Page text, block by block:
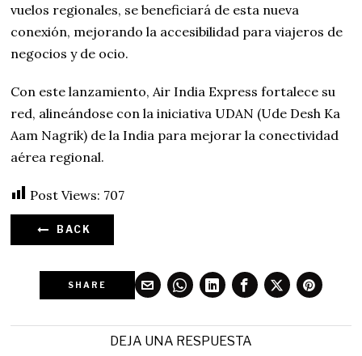
vuelos regionales, se beneficiará de esta nueva
conexión, mejorando la accesibilidad para viajeros de
negocios y de ocio.
Con este lanzamiento, Air India Express fortalece su
red, alineándose con la iniciativa UDAN (Ude Desh Ka
Aam Nagrik) de la India para mejorar la conectividad
aérea regional.
Post Views: 707
BACK
SHARE
DEJA UNA RESPUESTA